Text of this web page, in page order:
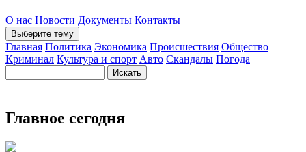
О нас Новости Документы Контакты
Выберите тему
Главная Политика Экономика Происшествия Общество
Криминал Культура и спорт Авто Скандалы Погода
Главное сегодня